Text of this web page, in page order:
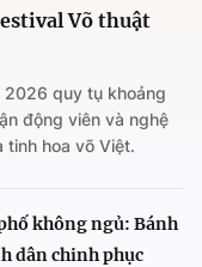
Võ thuật
2026 quy tụ khoảng
động viên và nghệ
hoa võ Việt.
không ngủ: Bánh
dân chinh phục